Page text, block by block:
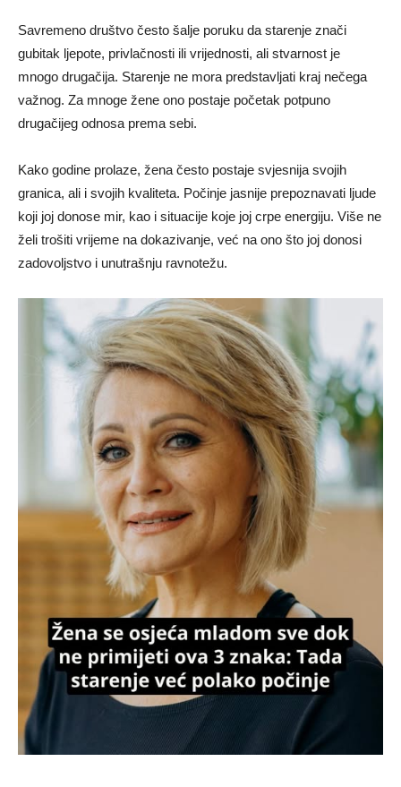
Savremeno društvo često šalje poruku da starenje znači
gubitak ljepote, privlačnosti ili vrijednosti, ali stvarnost je
mnogo drugačija. Starenje ne mora predstavljati kraj nečega
važnog. Za mnoge žene ono postaje početak potpuno
drugačijeg odnosa prema sebi.
Kako godine prolaze, žena često postaje svjesnija svojih
granica, ali i svojih kvaliteta. Počinje jasnije prepoznavati ljude
koji joj donose mir, kao i situacije koje joj crpe energiju. Više ne
želi trošiti vrijeme na dokazivanje, već na ono što joj donosi
zadovoljstvo i unutrašnju ravnotežu.